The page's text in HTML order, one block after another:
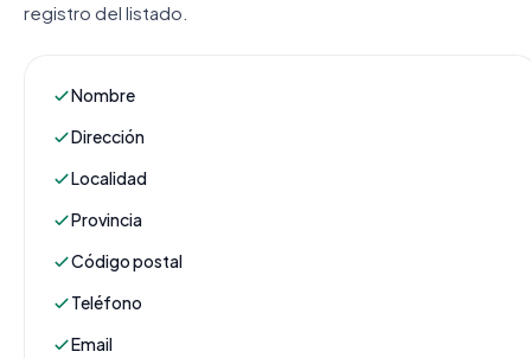
registro del listado.
Nombre
Dirección
Localidad
Provincia
Código postal
Teléfono
Email